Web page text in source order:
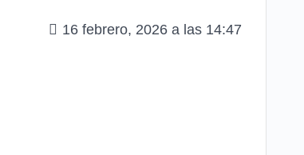
16 febrero, 2026 a las 14:47